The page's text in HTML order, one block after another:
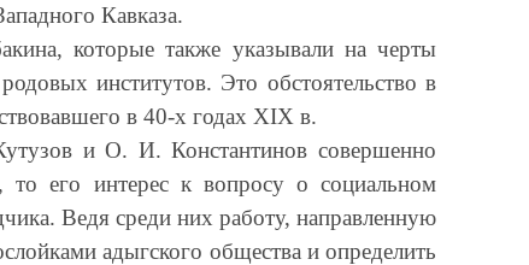
Кавказа.
которые также указывали на черты
институтов. Это обстоятельство в
в 40-х годах XIX в.
и О. И. Константинов совершенно
то его интерес к вопросу о социальном
Ведя среди них работу, направленную
адыгского общества и определить